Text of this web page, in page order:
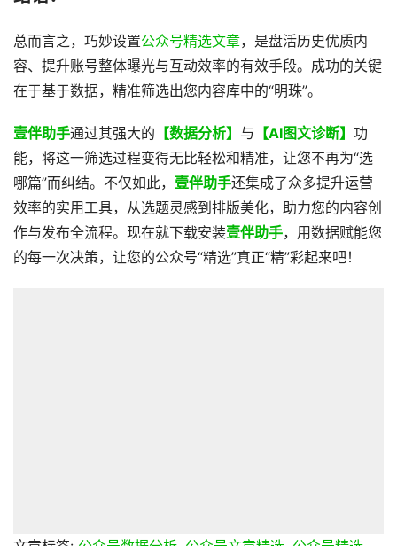
总而言之，巧妙设置公众号精选文章，是盘活历史优质内
容、提升账号整体曝光与互动效率的有效手段。成功的关键
在于基于数据，精准筛选出您内容库中的“明珠”。
壹伴助手通过其强大的 【数据分析】 与 【AI图文诊断】 功
能，将这一筛选过程变得无比轻松和精准，让您不再为“选
哪篇”而纠结。不仅如此， 壹伴助手还集成了众多提升运营
效率的实用工具，从选题灵感到排版美化，助力您的内容创
作与发布全流程。现在就下载安装壹伴助手，用数据赋能您
的每一次决策，让您的公众号“精选”真正“精”彩起来吧！